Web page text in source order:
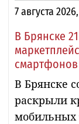
7 августа
В Брянске
смартфонов
В Брянске
раскрыли
мобильных